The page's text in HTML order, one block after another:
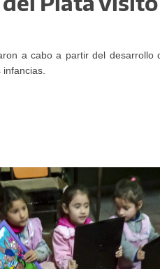
a cabo a partir del desarrollo